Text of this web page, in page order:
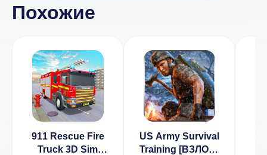
Похожие
911 Rescue Fire
Truck 3D Sim
US Army Survival
Training [ВЗЛОМ: